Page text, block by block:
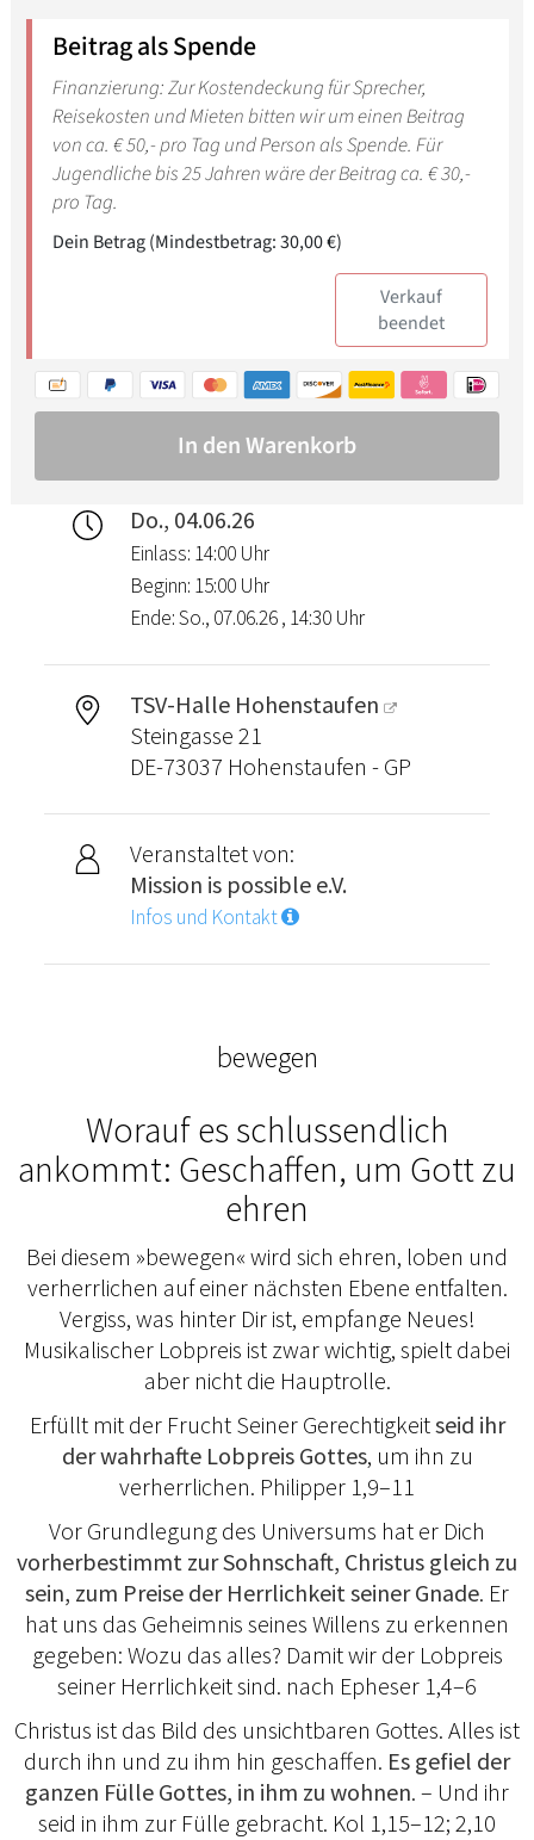
Do., 04.06.26
Einlass: 14:00 Uhr
Beginn: 15:00 Uhr
Ende: So., 07.06.26 , 14:30 Uhr
TSV-Halle Hohenstaufen
Steingasse 21
DE-73037 Hohenstaufen - GP
Veranstaltet von:
Mission is possible e.V.
Infos und Kontakt
bewegen
Worauf es schlussendlich
ankommt: Geschaffen, um Gott zu
ehren
Bei diesem »bewegen« wird sich ehren, loben und
verherrlichen auf einer nächsten Ebene entfalten.
Vergiss, was hinter Dir ist, empfange Neues!
Musikalischer Lobpreis ist zwar wichtig, spielt dabei
aber nicht die Hauptrolle.
Erfüllt mit der Frucht Seiner Gerechtigkeitseid ihr
der wahrhafte Lobpreis Gottes, um ihn zu
verherrlichen. Philipper 1,9–11
Vor Grundlegung des Universums hat er Dich
vorherbestimmt zur Sohnschaft, Christus gleich zu
sein, zum Preise der Herrlichkeit seiner Gnade. Er
hat uns das Geheimnis seines Willens zu erkennen
gegeben: Wozu das alles? Damit wir der Lobpreis
seiner Herrlichkeit sind. nach Epheser 1,4–6
Christus ist das Bild des unsichtbaren Gottes. Alles ist
durch ihn und zu ihm hin geschaffen. Es gefiel der
ganzen Fülle Gottes, in ihm zu wohnen. – Und ihr
seid in ihm zur Fülle gebracht. Kol 1,15–12; 2,10